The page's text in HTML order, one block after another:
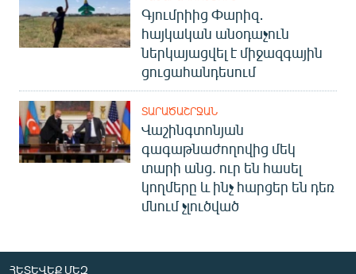
Գյումրիից Փարիզ․
հայկական անօդաչուն
ներկայացվել է միջազգային
ցուցահանդեսում
ՏԱՐԱԾԱՇՐՋԱՆ
Վաշինգտոնյան
գագաթնաժողովից մեկ
տարի անց. ուր են հասել
կողմերը և ինչ հարցեր են դեռ
մնում չլուծված
ՀԵՏԵՎԵՔ ՄԵԶ